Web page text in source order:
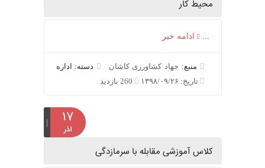
محیط کار
ادامه خبر
منبع:جهاد کشاورزی کاشان
دسته: اداره
تاریخ: ۱۳۹۸/۰۹/۲۶
260 بازدید
۱۷
کلاس آموزشی مقابله با سرمازدگی